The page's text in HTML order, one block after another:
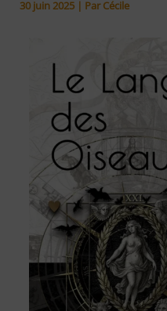
30 juin 2025 | ParCécile